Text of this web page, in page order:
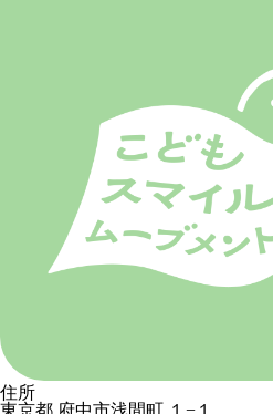
住所
東京都 府中市浅間町 １−１